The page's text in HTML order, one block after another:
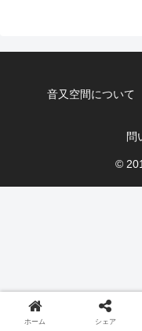
音又空間について
問
©
ホーム シェア